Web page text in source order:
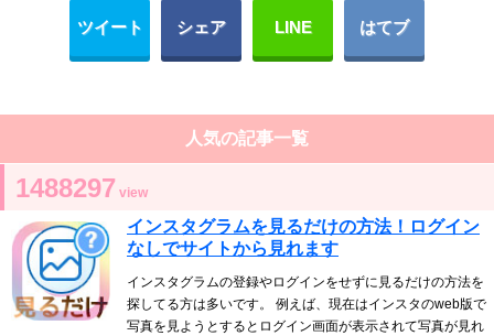
ツイート シェア LINE はてブ
人気の記事一覧
1488297 view
インスタグラムを見るだけの方法！ログイン
なしでサイトから見れます
インスタグラムの登録やログインをせずに見るだけの方法を
探してる方は多いです。 例えば、現在はインスタのweb版で
写真を見ようとするとログイン画面が表示されて写真が見れ